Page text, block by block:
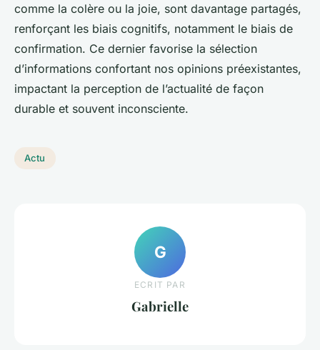
comme la colère ou la joie, sont davantage partagés,
renforçant les biais cognitifs, notamment le biais de
confirmation. Ce dernier favorise la sélection
d’informations confortant nos opinions préexistantes,
impactant la perception de l’actualité de façon
durable et souvent inconsciente.
Actu
G
ECRIT PAR
Gabrielle